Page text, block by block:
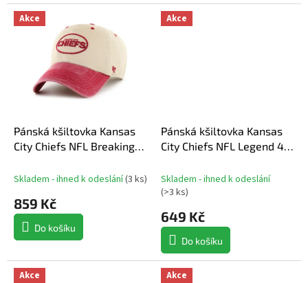
Akce
Pánská kšiltovka Kansas
City Chiefs NFL Breaking
Skladem - ihned k odeslání(3 ks)
859 Kč
Do košíku
Akce
Pánská kšiltovka Kansas
City Chiefs NFL Legend 47
Skladem - ihned k odeslání
(>3 ks)
649 Kč
Do košíku
Akce Akce